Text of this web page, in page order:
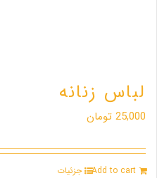
لباس زنانه
25,000 تومان
Add to cart جزئیات